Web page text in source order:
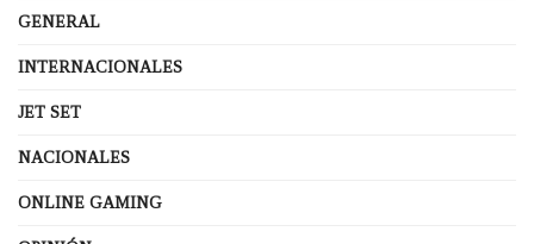
GENERAL
INTERNACIONALES
JET SET
NACIONALES
ONLINE GAMING